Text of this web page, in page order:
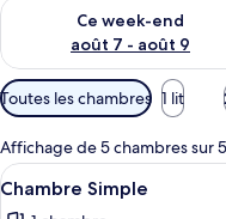
Ce week-end
août 7 - août 9
Vérifier la disponibilité
Filtres
disponibles
pour
les
chambres
Toutes les chambres 1 lit
Affichage de 5 chambres sur 5
Afficher
toutes
5
Chambre Simple